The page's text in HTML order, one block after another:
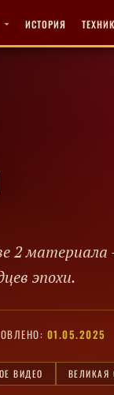
ИСТОРИЯ
2 материала
эпохи.
01.05.2025
ВИДЕО ВЕЛИКАЯ